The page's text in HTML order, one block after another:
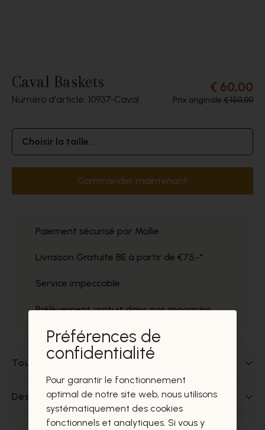
Caval Baskets
Numéro d'article: 10937 Caval
€ 60,00
Prix originale € 150,00
Choisir la taille ...
Commander maintenant
Paiement sécurisé par Mollie
Livraison Gratuite BE à partir de €75,-*
Service impeccable
Prélèvement gratuit dans nos magasins
Tout sur ce produit
Des questions sur ce produit?
Préférences de
confidentialité
Pour garantir le fonctionnement
optimal de notre site web, nous utilisons
systématiquement des cookies
fonctionnels et analytiques. Si vous y